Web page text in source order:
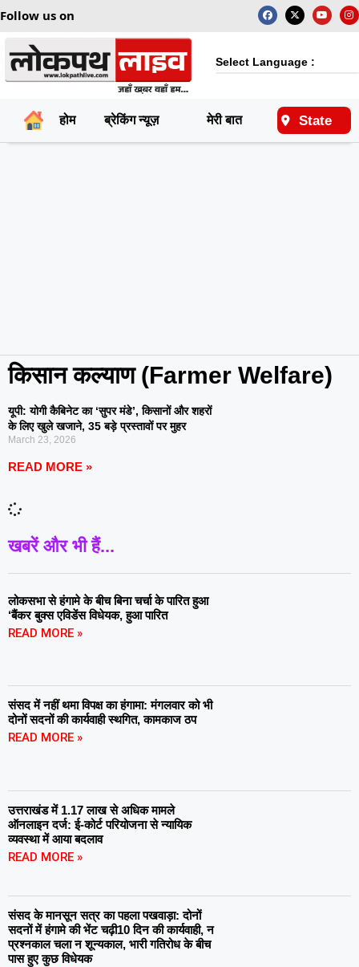
Follow us on
Select Language :
होम ब्रेकिंग न्यूज़ मेरी बात राष्ट्रीय
State
किसान कल्याण (Farmer Welfare)
यूपी: योगी कैबिनेट का ‘सुपर मंडे’, किसानों और शहरों
के लिए खुले खजाने, 35 बड़े प्रस्तावों पर मुहर
March 23, 2026
READ MORE »
खबरें और भी हैं...
लोकसभा से हंगामे के बीच बिना चर्चा के पारित हुआ
‘बैंकर बुक्स एविडेंस विधेयक, हुआ पारित
READ MORE »
संसद में नहीं थमा विपक्ष का हंगामा: मंगलवार को भी
दोनों सदनों की कार्यवाही स्थगित, कामकाज ठप
READ MORE »
उत्तराखंड में 1.17 लाख से अधिक मामले
ऑनलाइन दर्ज: ई-कोर्ट परियोजना से न्यायिक
व्यवस्था में आया बदलाव
READ MORE »
संसद के मानसून सत्र का पहला पखवाड़ा: दोनों
सदनों में हंगामे की भेंट चढ़ी10 दिन की कार्यवाही, न
प्रश्नकाल चला न शून्यकाल, भारी गतिरोध के बीच
पास हुए कुछ विधेयक